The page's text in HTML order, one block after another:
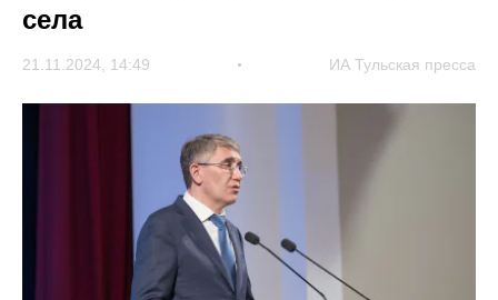
села
21.11.2024, 14:49 ИА Тульская пресса